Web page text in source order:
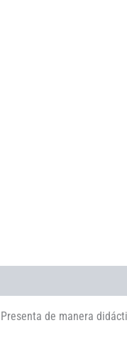
de manera